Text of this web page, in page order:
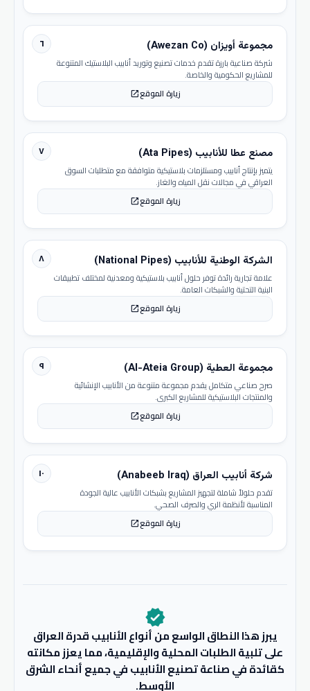
٦ مجموعة أويزان (Awezan Co)
شركة صناعية بارزة تقدم خدمات تصنيع وتوريد أنابيب البلاستيك المتنوعة
للمشاريع الحكومية والخاصة.
زيارة الموقعopen_in_new
٧ مصنع عطا للأنابيب (Ata Pipes)
يتميز بإنتاج أنابيب ومستلزمات بلاستيكية متوافقة مع متطلبات السوق
العراقي في مجالات نقل المياه والغاز.
زيارة الموقعopen_in_new
٨ الشركة الوطنية للأنابيب (National Pipes)
علامة تجارية رائدة توفر حلول أنابيب بلاستيكية ومعدنية لمختلف تطبيقات
البنية التحتية والشبكات العامة.
زيارة الموقعopen_in_new
٩ مجموعة العطية (Al-Ateia Group)
صرح صناعي متكامل يقدم مجموعة متنوعة من الأنابيب الإنشائية
والمنتجات البلاستيكية للمشاريع الكبرى.
زيارة الموقعopen_in_new
١٠ شركة أنابيب العراق (Anabeeb Iraq)
تقدم حلولاً شاملة لتجهيز المشاريع بشبكات الأنابيب عالية الجودة
المناسبة لأنظمة الري والصرف الصحي.
زيارة الموقعopen_in_new
verified
يبرز هذا النطاق الواسع من أنواع الأنابيب قدرة العراق
على تلبية الطلبات المحلية والإقليمية، مما يعزز مكانته
كقائدة في صناعة تصنيع الأنابيب في جميع أنحاء الشرق
الأوسط.